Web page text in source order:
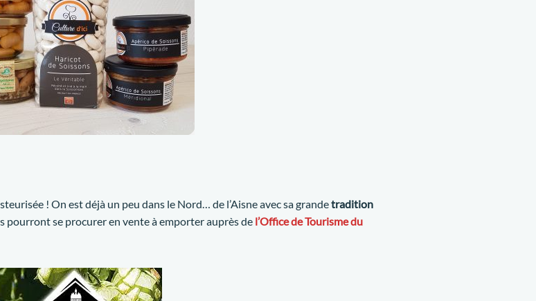
! On est déjà un peu dans le Nord… de l’Aisne avec sa grandetradition
pourront se procurer en vente à emporter auprès de l’Office de Tourisme du